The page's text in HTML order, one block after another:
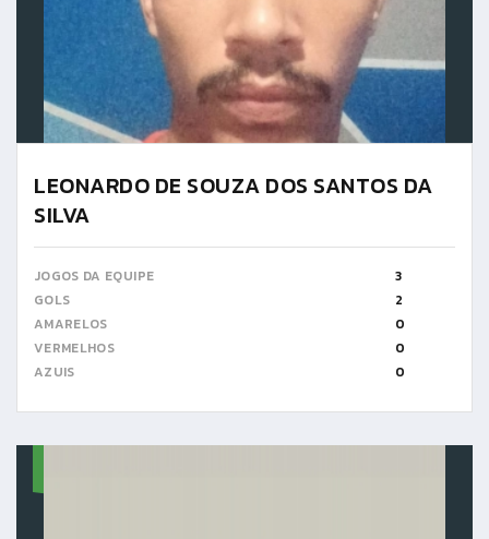
LEONARDO DE SOUZA DOS SANTOS DA
SILVA
JOGOS DA EQUIPE
3
GOLS
2
AMARELOS
0
VERMELHOS
0
AZUIS
0